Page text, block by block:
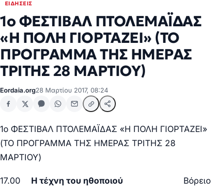
ΕΙΔΉΣΕΙΣ
1o ΦΕΣΤΙΒΑΛ ΠΤΟΛΕΜΑΪΔΑΣ
«Η ΠΟΛΗ ΓΙΟΡΤΑΖΕΙ» (ΤΟ
ΠΡΟΓΡΑΜΜΑ ΤΗΣ ΗΜΕΡΑΣ
ΤΡΙΤΗΣ 28 ΜΑΡΤΙΟΥ)
Eordaia.org28 Μαρτίου 2017, 08:24
1o ΦΕΣΤΙΒΑΛ ΠΤΟΛΕΜΑΪΔΑΣ «Η ΠΟΛΗ ΓΙΟΡΤΑΖΕΙ»
(ΤΟ ΠΡΟΓΡΑΜΜΑ ΤΗΣ ΗΜΕΡΑΣ ΤΡΙΤΗΣ 28
ΜΑΡΤΙΟΥ)
17.00 Η τέχνη του ηθοποιού
Βόρειο